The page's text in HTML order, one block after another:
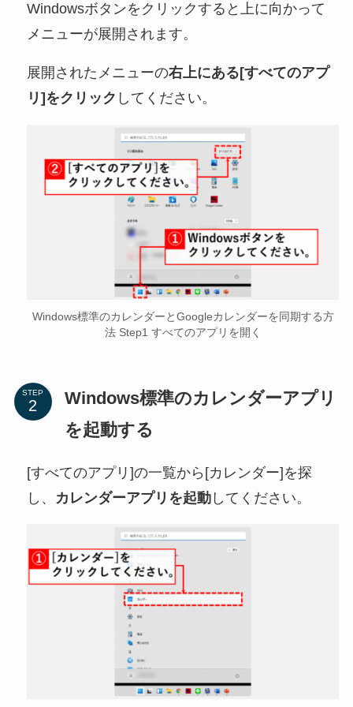
Windowsボタンをクリックすると上に向かって
メニューが展開されます。
展開されたメニューの右上にある[すべてのアプ
リ]をクリック してください。
Windows標準のカレンダーとGoogleカレンダーを同期する方
法 Step1 すべてのアプリを開く
STEP
Windows標準のカレンダーアプリ
を起動する
[すべてのアプリ]の一覧から[カレンダー]を探
し、
カレンダーアプリを起動してください。